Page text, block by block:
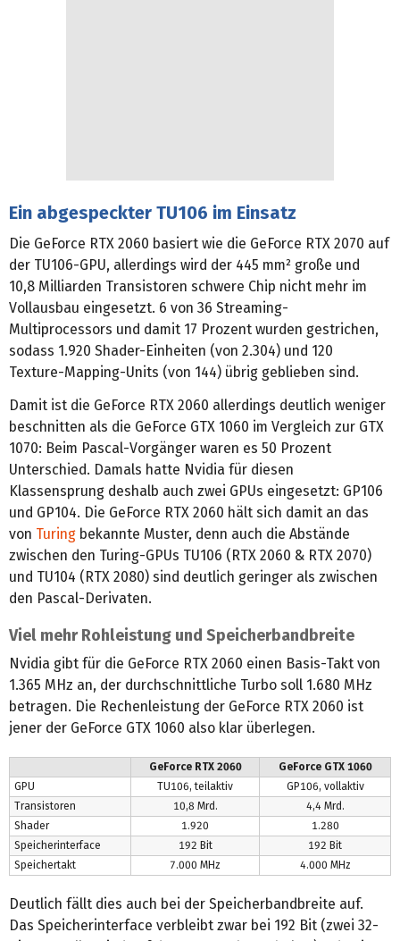
Ein abgespeckter TU106 im Einsatz
Die GeForce RTX 2060 basiert wie die GeForce RTX 2070 auf
der TU106-GPU, allerdings wird der 445 mm² große und
10,8 Milliarden Transistoren schwere Chip nicht mehr im
Vollausbau eingesetzt. 6 von 36 Streaming-
Multiprocessors und damit 17 Prozent wurden gestrichen,
sodass 1.920 Shader-Einheiten (von 2.304) und 120
Texture-Mapping-Units (von 144) übrig geblieben sind.
Damit ist die GeForce RTX 2060 allerdings deutlich weniger
beschnitten als die GeForce GTX 1060 im Vergleich zur GTX
1070: Beim Pascal-Vorgänger waren es 50 Prozent
Unterschied. Damals hatte Nvidia für diesen
Klassensprung deshalb auch zwei GPUs eingesetzt: GP106
und GP104. Die GeForce RTX 2060 hält sich damit an das
von Turing bekannte Muster, denn auch die Abstände
zwischen den Turing-GPUs TU106 (RTX 2060 & RTX 2070)
und TU104 (RTX 2080) sind deutlich geringer als zwischen
den Pascal-Derivaten.
Viel mehr Rohleistung und Speicherbandbreite
Nvidia gibt für die GeForce RTX 2060 einen Basis-Takt von
1.365 MHz an, der durchschnittliche Turbo soll 1.680 MHz
betragen. Die Rechenleistung der GeForce RTX 2060 ist
jener der GeForce GTX 1060 also klar überlegen.
GeForce RTX 2060
GeForce GTX 1060
GPU
TU106, teilaktiv
GP106, vollaktiv
Transistoren
10,8 Mrd.
4,4 Mrd.
Shader
1.920
1.280
Speicherinterface
192 Bit
192 Bit
Speichertakt
7.000 MHz 4.000 MHz
Deutlich fällt dies auch bei der Speicherbandbreite auf.
Das Speicherinterface verbleibt zwar bei 192 Bit (zwei 32-